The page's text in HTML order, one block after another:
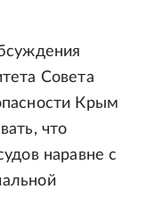
Совета
Крым
что
наравне с